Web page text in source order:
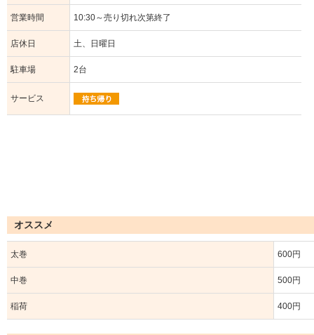
営業時間 10:30～売り切れ次第終了
店休日 土、日曜日
駐車場 2台
サービス
オススメ
太巻 600円
中巻 500円
稲荷 400円